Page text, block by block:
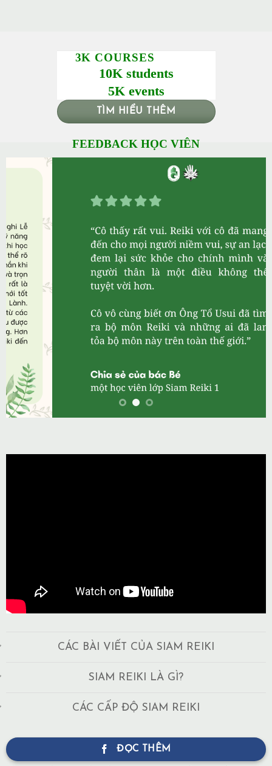
3K COURSES
10K students
5K events
TÌM HIỂU THÊM
FEEDBACK HỌC VIÊN
CÁC BÀI VIẾT CỦA SIAM REIKI
SIAM REIKI LÀ GÌ?
CÁC CẤP ĐỘ SIAM REIKI
ĐỌC THÊM